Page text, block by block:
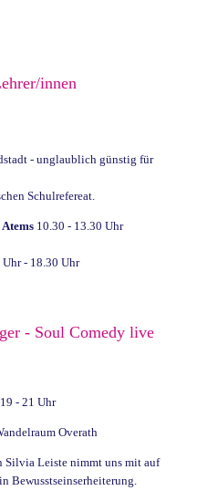
innen
- unglaublich günstig für
Schulrefereat.
10.30 - 13.30 Uhr
Uhr - 18.30 Uhr
- Soul Comedy live
- 21 Uhr
Overath
Silvia Leiste nimmt uns mit auf
Bewusstseinserheiterung.